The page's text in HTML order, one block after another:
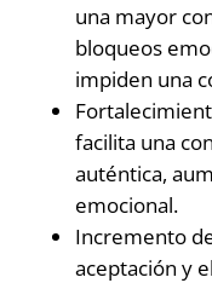
una mayor
bloqueos
impiden una
facilita una
auténtica,
emocional.
Incremento
aceptación y